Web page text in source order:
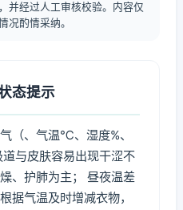
并经过人工审核校验。内容仅
况酌情采纳。
态提示
（、气温℃、湿度%、
与皮肤容易出现干涩不
、护肺为主； 昼夜温差
据气温及时增减衣物，